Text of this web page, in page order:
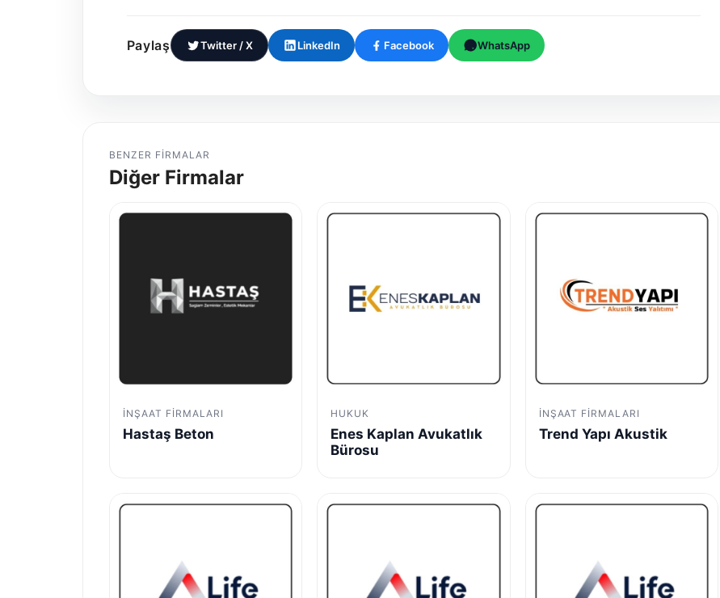
Paylaş Twitter / X LinkedIn Facebook WhatsApp
BENZER FIRMALAR
Diğer Firmalar
İNŞAAT FIRMALARI
Hastaş Beton
HUKUK
Enes Kaplan Avukatlık
Bürosu
İNŞAAT FIRMALARI
Trend Yapı Akustik